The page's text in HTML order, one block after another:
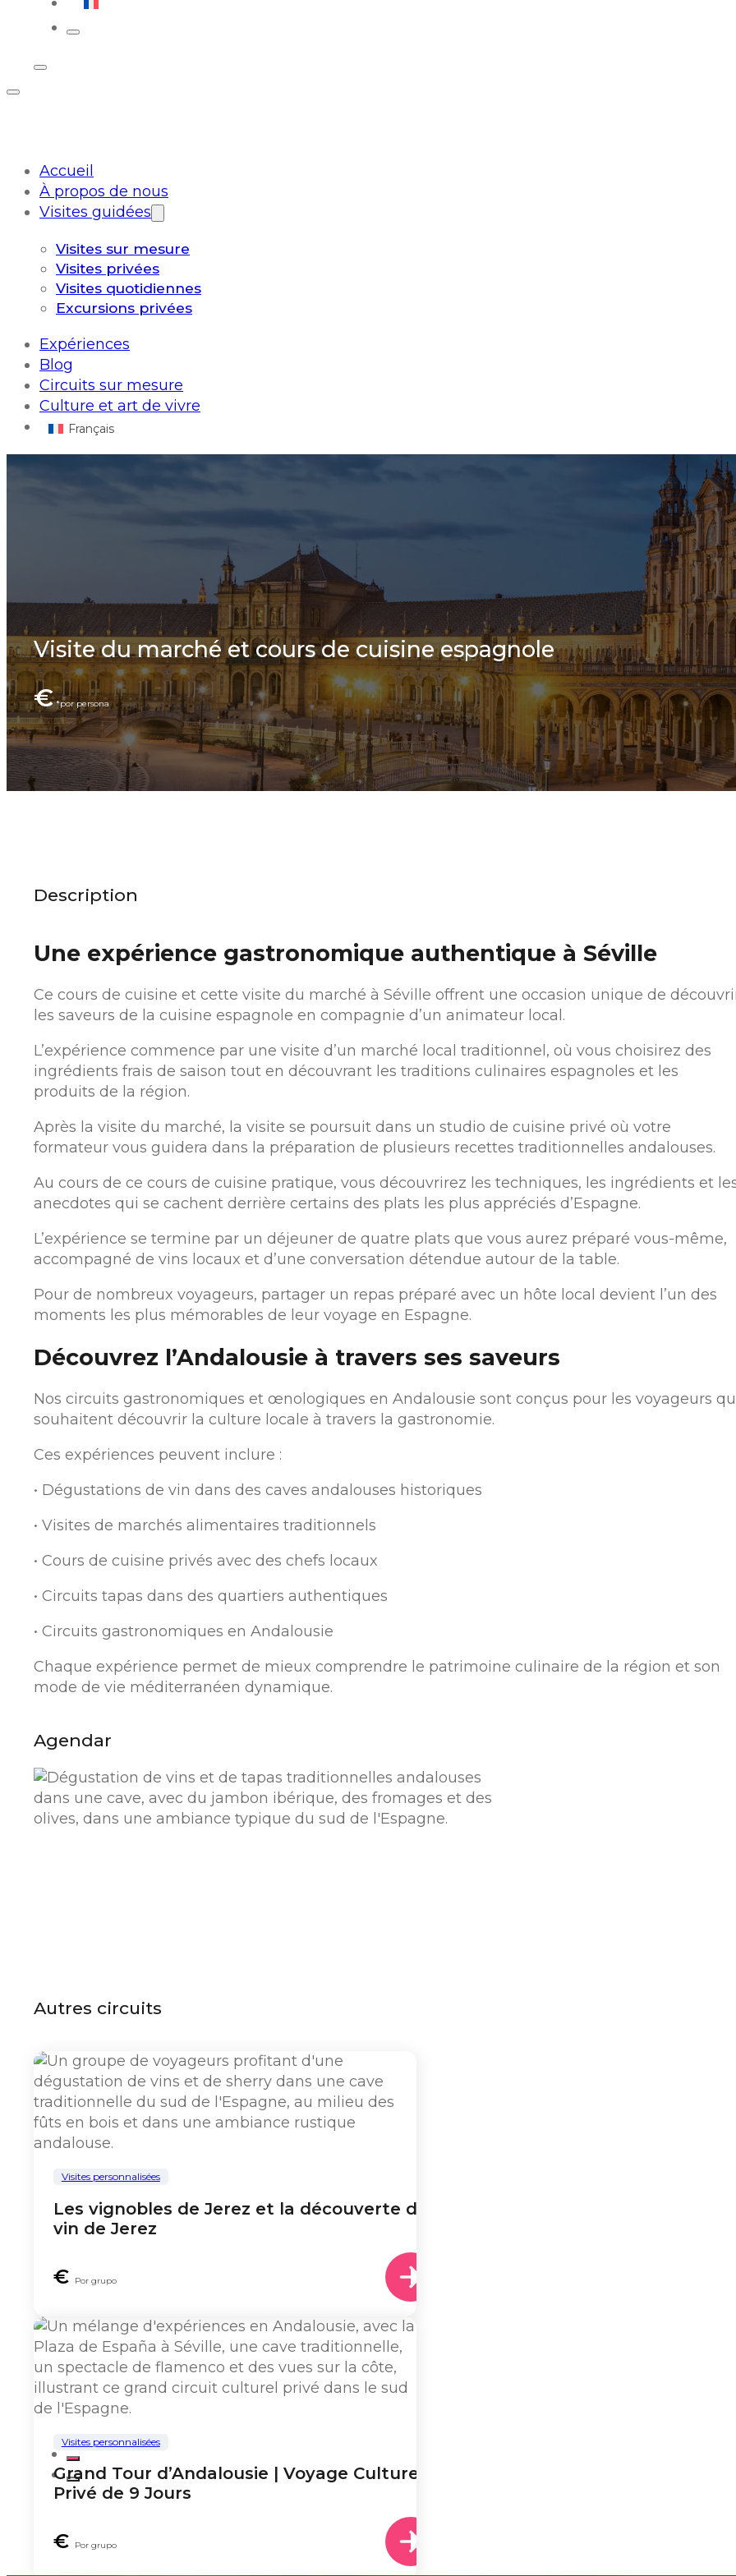
Accueil
À propos de nous
Visites guidées
Visites sur mesure
Visites privées
Visites quotidiennes
Excursions privées
Expériences
Blog
Circuits sur mesure
Culture et art de vivre
Français
Visite du marché et cours de cuisine espagnole
€
Description
Une expérience gastronomique authentique à Séville
Ce cours de cuisine et cette visite du marché à Séville offrent une occasion unique de
les saveurs de la cuisine espagnole en compagnie d’un animateur local.
L’expérience commence par une visite d’un marché local traditionnel, où vous choisirez des
ingrédients frais de saison tout en découvrant les traditions culinaires espagnoles et les
produits de la région.
Après la visite du marché, la visite se poursuit dans un studio de cuisine privé où votre
formateur vous guidera dans la préparation de plusieurs recettes traditionnelles andalouses.
Au cours de ce cours de cuisine pratique, vous découvrirez les techniques, les ingrédients et
anecdotes qui se cachent derrière certains des plats les plus appréciés d’Espagne.
L’expérience se termine par un déjeuner de quatre plats que vous aurez préparé vous-même,
accompagné de vins locaux et d’une conversation détendue autour de la table.
Pour de nombreux voyageurs, partager un repas préparé avec un hôte local devient l’un des
moments les plus mémorables de leur voyage en Espagne.
Découvrez l’Andalousie à travers ses saveurs
Nos circuits gastronomiques et œnologiques en Andalousie sont conçus pour les voyageurs
souhaitent découvrir la culture locale à travers la gastronomie.
Ces expériences peuvent inclure :
• Dégustations de vin dans des caves andalouses historiques
• Visites de marchés alimentaires traditionnels
• Cours de cuisine privés avec des chefs locaux
• Circuits tapas dans des quartiers authentiques
• Circuits gastronomiques en Andalousie
Chaque expérience permet de mieux comprendre le patrimoine culinaire de la région et son
mode de vie méditerranéen dynamique.
Agendar
Autres circuits
Visites personnalisées
Les vignobles de Jerez et la découverte du
vin de Jerez
€ Por grupo
Visites personnalisées
Grand Tour d’Andalousie | Voyage Culturel
Privé de 9 Jours
€ Por grupo